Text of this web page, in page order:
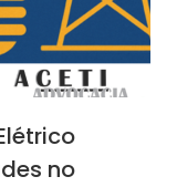
no